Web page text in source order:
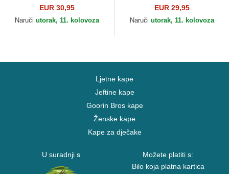
Essential New York Yankees
MLB New Era
EUR 30,95
Naruči utorak, 11. kolovoza
EUR 29,95
Naruči utorak, 11. kolovoza
Ljetne kape
Jeftine kape
Goorin Bros kape
Ženske kape
Kape za dječake
U suradnji s
Možete platiti s:
Bilo koja platna kartica